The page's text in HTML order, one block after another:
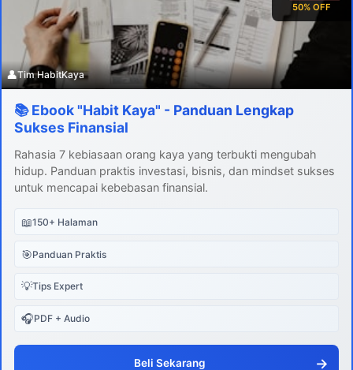
50% OFF
👤Tim HabitKaya
📚 Ebook "Habit Kaya" - Panduan Lengkap
Sukses Finansial
Rahasia 7 kebiasaan orang kaya yang terbukti mengubah
hidup. Panduan praktis investasi, bisnis, dan mindset sukses
untuk mencapai kebebasan finansial.
📖150+ Halaman
🎯Panduan Praktis
💡Tips Expert
🎧PDF + Audio
Beli Sekarang →